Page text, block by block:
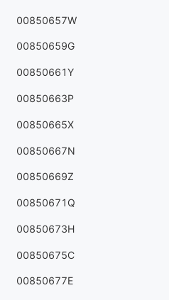
00850657W
00850659G
00850661Y
00850663P
00850665X
00850667N
00850669Z
00850671Q
00850673H
00850675C
00850677E